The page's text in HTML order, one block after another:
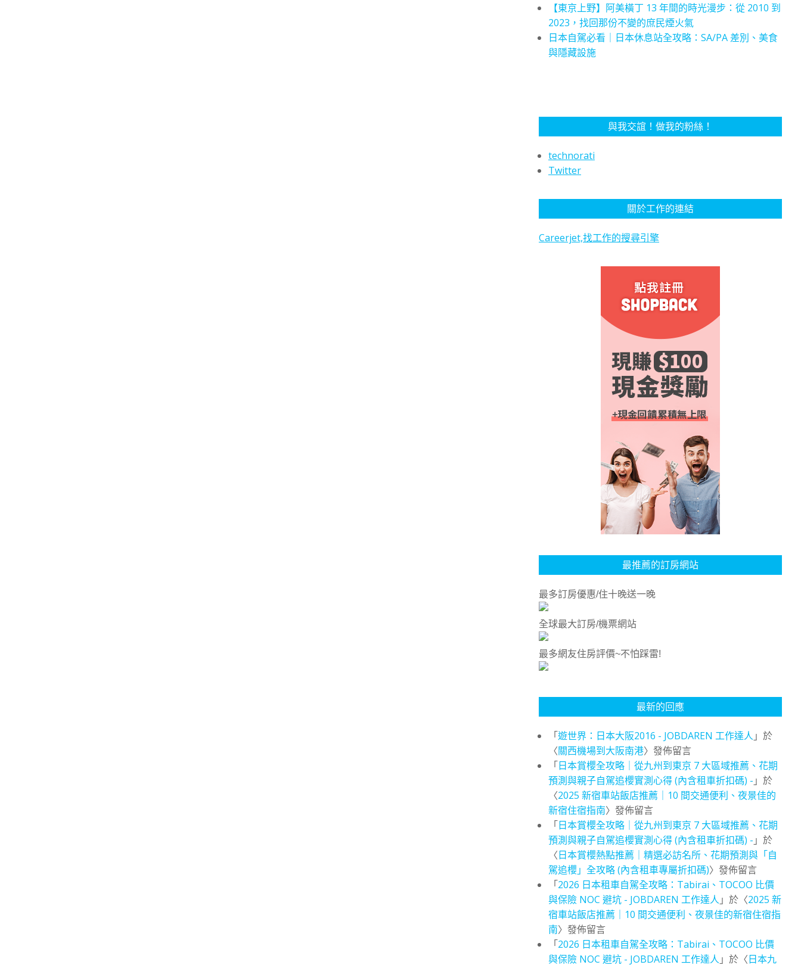
【東京上野】阿美橫丁 13 年間的時光漫步：從 2010 到
2023，找回那份不變的庶民煙火氣
日本自駕必看｜日本休息站全攻略：SA/PA 差別、美食
與隱藏設施
與我交誼！做我的粉絲！
technorati
Twitter
關於工作的連結
Careerjet,找工作的搜尋引擎
最推薦的訂房網站
最多訂房優惠/住十晚送一晚
全球最大訂房/機票網站
最多網友住房評價~不怕踩雷!
最新的回應
「遊世界：日本大阪2016 - JOBDAREN 工作達人 」於
〈關西機場到大阪南港〉發佈留言
「日本賞櫻全攻略｜從九州到東京 7 大區域推薦、花期
預測與親子自駕追櫻實測心得 (內含租車折扣碼) - 」於
〈2025 新宿車站飯店推薦｜10 間交通便利、夜景佳的
新宿住宿指南〉發佈留言
「日本賞櫻全攻略｜從九州到東京 7 大區域推薦、花期
預測與親子自駕追櫻實測心得 (內含租車折扣碼) - 」於
〈日本賞櫻熱點推薦｜精選必訪名所、花期預測與「自
駕追櫻」全攻略 (內含租車專屬折扣碼)〉發佈留言
「2026 日本租車自駕全攻略：Tabirai、TOCOO 比價
與保險 NOC 避坑 - JOBDAREN 工作達人 」於〈2025 新
宿車站飯店推薦｜10 間交通便利、夜景佳的新宿住宿指
南〉發佈留言
「2026 日本租車自駕全攻略：Tabirai、TOCOO 比價
與保險 NOC 避坑 - JOBDAREN 工作達人 」於〈日本九